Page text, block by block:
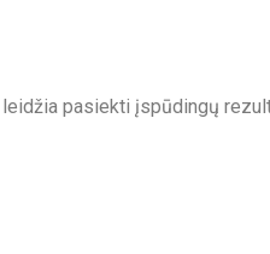
pasiekti įspūdingų